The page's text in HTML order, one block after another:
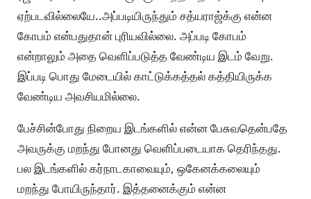
ஏற்படவில்லையே..அப்படியிருந்தும் சத்யராஜ்க்கு என்ன
கோபம் என்பதுதான் புரியவில்லை. அப்படி கோபம்
என்றாலும் அதை வெளிப்படுத்த வேண்டிய இடம் வேறு.
இப்படி பொது மேடையில் காட்டுக்கத்தல் கத்தியிருக்க
வேண்டிய அவசியமில்லை.
பேச்சின்போது நிறைய இடங்களில் என்ன பேசுவதென்பதே
அவருக்கு மறந்து போனது வெளிப்படையாக தெரிந்தது.
பல இடங்களில் கர்நாடகாவையும், ஒகேனக்கலையும்
மறந்து போயிருந்தார். இத்தனைக்கும் என்ன